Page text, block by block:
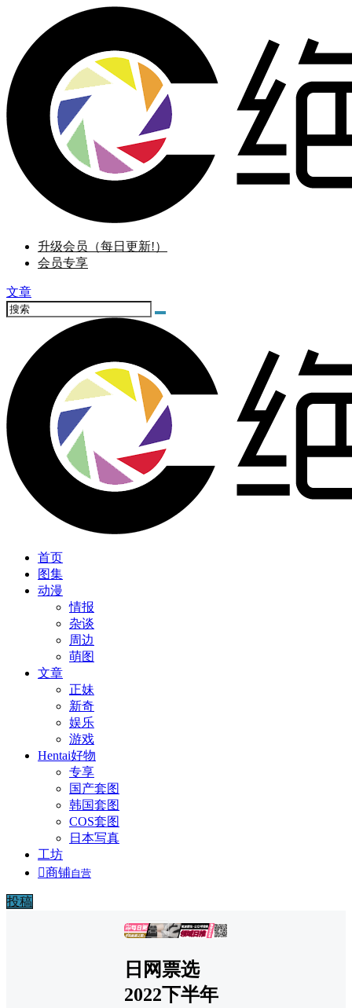
升级会员（每日更新!）
会员专享
文章
首页
图集
动漫
情报
杂谈
周边
萌图
文章
正妹
新奇
娱乐
游戏
Hentai好物
专享
国产套图
韩国套图
COS套图
日本写真
工坊
商铺自营
投稿
广告
日网票选
2022下半年